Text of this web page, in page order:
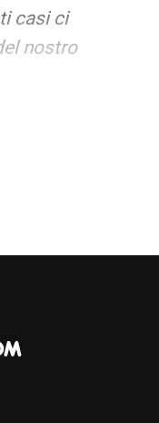
casi ci
nostro
in campo
ndr.), e
un
che